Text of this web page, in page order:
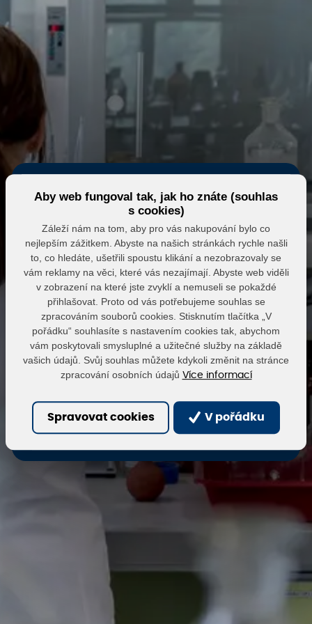
Eshop MK MARKET
Přihlášení do partnerské zóny
E-mail
Heslo
Přihlásit Obnovit heslo
Zaregistrovat se
Aby web fungoval tak, jak ho znáte (souhlas
s cookies)
Záleží nám na tom, aby pro vás nakupování bylo co
nejlepším zážitkem. Abyste na našich stránkách rychle našli
to, co hledáte, ušetřili spoustu klikání a nezobrazovaly se
vám reklamy na věci, které vás nezajímají. Abyste web viděli
v zobrazení na které jste zvyklí a nemuseli se pokaždé
přihlašovat. Proto od vás potřebujeme souhlas se
zpracováním souborů cookies. Stisknutím tlačítka „V
pořádku“ souhlasíte s nastavením cookies tak, abychom
vám poskytovali smysluplné a užitečné služby na základě
vašich údajů. Svůj souhlas můžete kdykoli změnit na stránce
zpracování osobních údajů Více informací
Spravovat cookies V pořádku